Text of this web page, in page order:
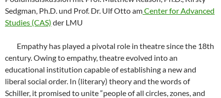
Sedgman, Ph.D. und Prof. Dr. Ulf Otto amCenter for Advanced
Studies (CAS) der LMU
Empathy has played a pivotal role in theatre since the 18th
century. Owing to empathy, theatre evolved into an
educational institution capable of establishing a new and
liberal social order. In (literary) theory and the words of
Schiller, it promised to unite “people of all circles, zones, and